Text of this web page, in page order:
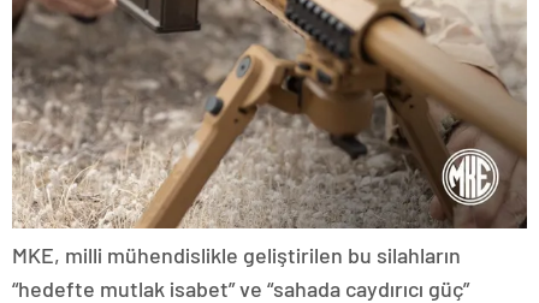
MKE, milli mühendislikle geliştirilen bu silahların
“hedefte mutlak isabet” ve “sahada caydırıcı güç”